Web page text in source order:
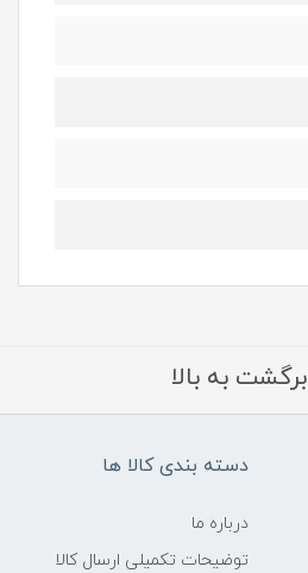
برگشت به بالا
دسته بندی کالا ها
درباره ما
توضیحات تکمیلی ارسال کالا